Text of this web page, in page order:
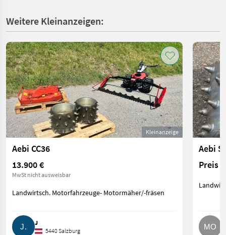
Weitere Kleinanzeigen:
Kleinanzeige
Aebi CC36
13.900 €
MwSt nicht ausweisbar
Landwirtsch. Motorfahrzeuge- Motormäher/-fräsen
J
5440 Salzburg
Aebi
Preis